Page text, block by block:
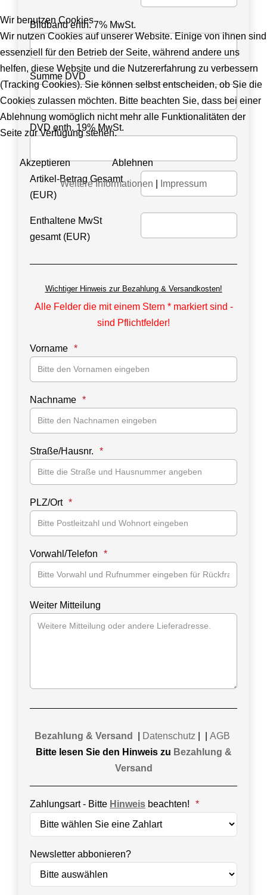
Bildband enth. 7% MwSt.
Summe DVD
DVD enth. 19% MwSt.
Artikel-Betrag Gesamt
(EUR)
Enthaltene MwSt
gesamt (EUR)
Wichtiger Hinweis zur Bezahlung & Versandkosten!
Alle Felder die mit einem Stern * markiert sind -
sind Pflichtfelder!
Vorname
Nachname
Straße/Hausnr.
PLZ/Ort
Vorwahl/Telefon
Weiter Mitteilung
Bezahlung & Versand Datenschutz
AGB
Bitte lesen Sie den Hinweis zu Bezahlung &
Versand
Zahlungsart - Bitte Hinweis beachten!
Newsletter abbonieren?
Wir benutzen Cookies
Wir nutzen Cookies auf unserer Website. Einige von ihnen sind
essenziell für den Betrieb der Seite, während andere uns
helfen, diese Website und die Nutzererfahrung zu verbessern
(Tracking Cookies). Sie können selbst entscheiden, ob Sie die
Cookies zulassen möchten. Bitte beachten Sie, dass bei einer
Ablehnung womöglich nicht mehr alle Funktionalitäten der
Seite zur Verfügung stehen.
Akzeptieren Ablehnen
Weitere Informationen Impressum